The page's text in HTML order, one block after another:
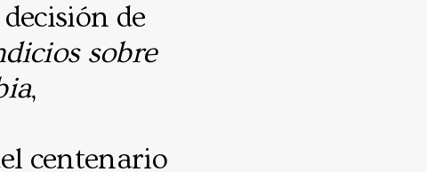
de
sobre
,
centenario